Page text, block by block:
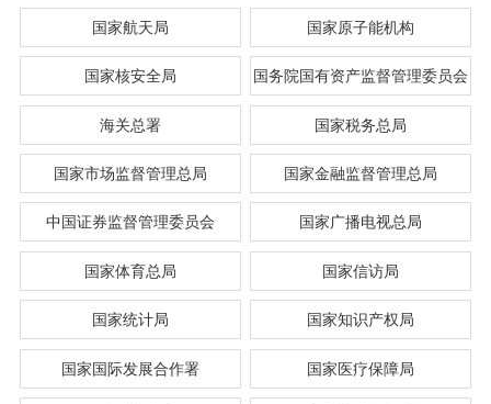
国家航天局 国家原子能机构
国家核安全局 国务院国有资产监督管理委员会
海关总署 国家税务总局
国家市场监督管理总局 国家金融监督管理总局
中国证券监督管理委员会 国家广播电视总局
国家体育总局 国家信访局
国家统计局 国家知识产权局
国家国际发展合作署 国家医疗保障局